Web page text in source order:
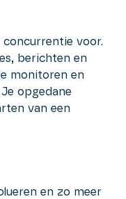
voor.
berichten en
monitoren en
opgedane
van een
en zo meer